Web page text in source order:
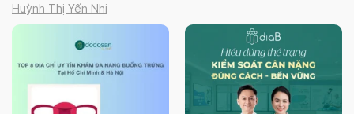
Huỳnh Thị Yến Nhi